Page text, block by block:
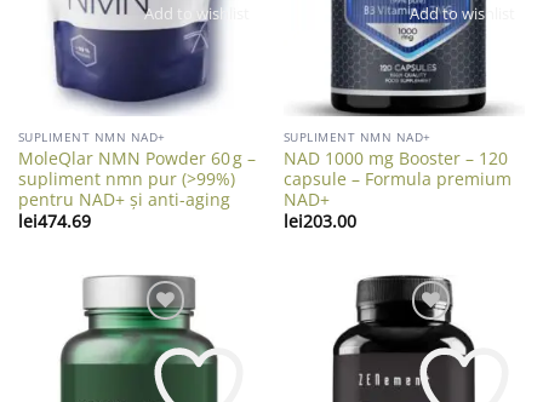
Add to wishlist
SUPLIMENT NMN NAD+
MoleQlar NMN Powder 60 g –
supliment nmn pur (>99%)
pentru NAD+ și anti-aging
lei474.69
Add to wishlist
SUPLIMENT NMN NAD+
NAD 1000 mg Booster – 120
capsule – Formula premium
NAD+
lei203.00